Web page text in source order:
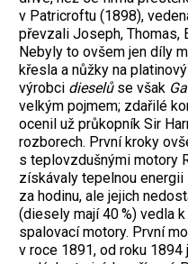
v Patricroftu (1898),
převzali Joseph, Thomas,
Nebyly to ovšem jen díly
křesla a nůžky na
výrobci dieselů se však
velkým pojmem; zdařilé
ocenil už průkopník Sir
rozborech. První kroky
s teplovzdušnými motory
získávaly tepelnou
za hodinu, ale jejich
(diesely mají 40 %) vedla
spalovací motory. První
v roce 1891, od roku